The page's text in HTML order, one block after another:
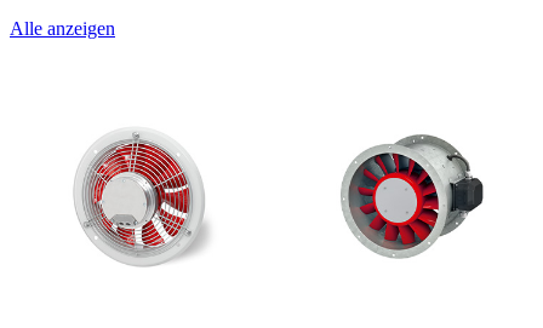
Alle anzeigen